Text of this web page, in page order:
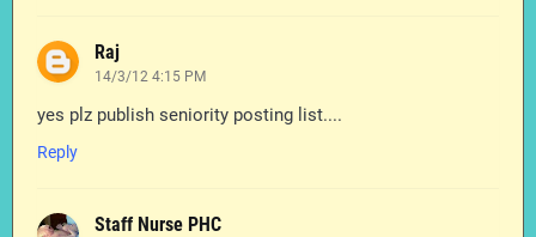
Raj
14/3/12 4:15 PM
yes plz publish seniority posting list....
Reply
Staff Nurse PHC